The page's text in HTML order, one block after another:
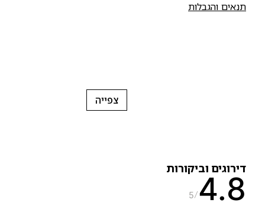
והגבלות
צפייה
וביקורות
5